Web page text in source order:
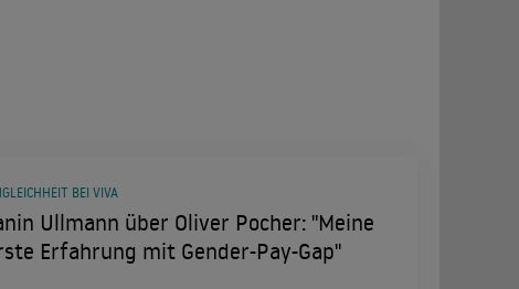
Ullmann über Oliver Pocher: "Meine
Erfahrung mit Gender-Pay-Gap"
BEI VIVA